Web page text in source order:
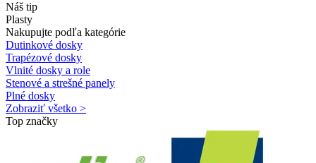
Náš tip
Plasty
Nakupujte podľa kategórie
Dutinkové dosky
Trapézové dosky
Vlnité dosky a role
Stenové a strešné panely
Plné dosky
Zobraziť všetko >
Top značky